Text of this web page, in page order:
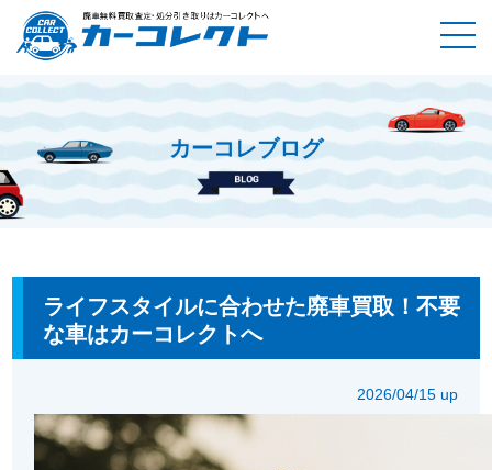
カーコレブログ
ホーム カーコレブログ
ライフスタイルに合わせた廃車買取！
不要な車はカーコレクトへ
ライフスタイルに合わせた廃車買取！不要
な車はカーコレクトへ
2026/04/15 up